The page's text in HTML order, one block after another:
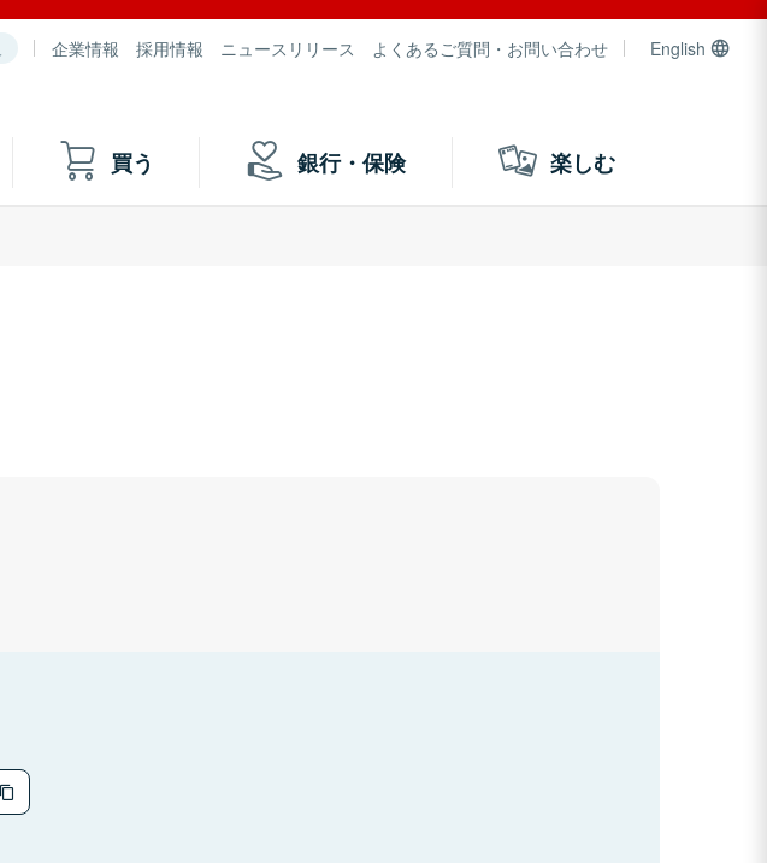
企業情報 採用情報 ニュースリリース よくあるご質問・お問い合わせ English
買う 銀行・保険 楽しむ